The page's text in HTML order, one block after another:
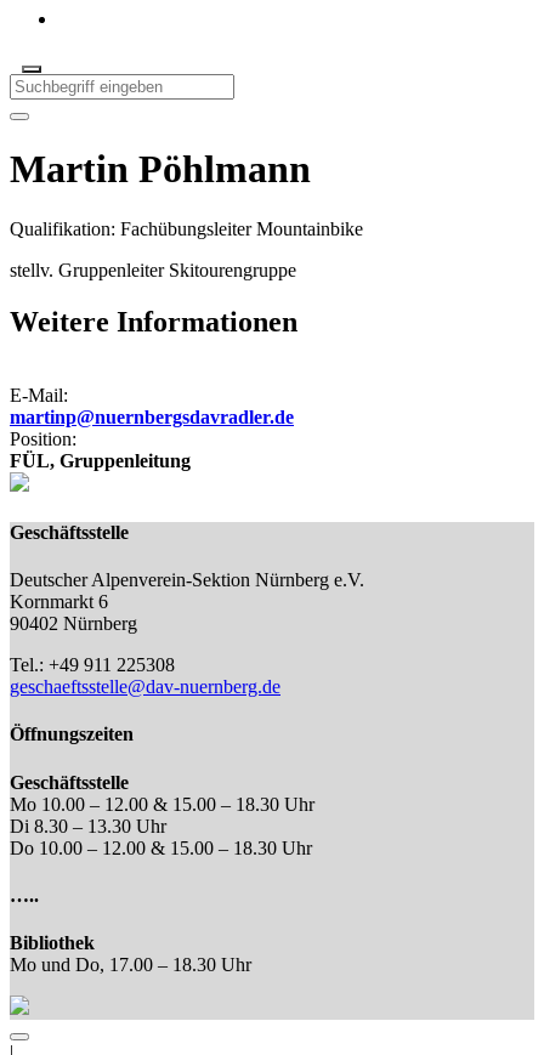
Martin Pöhlmann
Qualifikation: Fachübungsleiter Mountainbike
stellv. Gruppenleiter Skitourengruppe
Weitere Informationen
E-Mail:
martinp@nuernbergsdavradler.de
Position:
FÜL, Gruppenleitung
Geschäftsstelle
Deutscher Alpenverein-Sektion Nürnberg e.V.
Kornmarkt 6
90402 Nürnberg
Tel.: +49 911 225308
geschaeftsstelle@dav-nuernberg.de
Öffnungszeiten
Geschäftsstelle
Mo 10.00 – 12.00 & 15.00 – 18.30 Uhr
Di 8.30 – 13.30 Uhr
Do 10.00 – 12.00 & 15.00 – 18.30 Uhr
…..
Bibliothek
Mo und Do, 17.00 – 18.30 Uhr